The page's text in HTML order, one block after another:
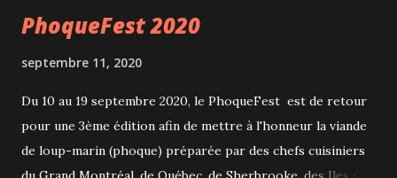
PhoqueFest 2020
septembre 11, 2020
Du 10 au 19 septembre 2020, le PhoqueFest est de retour
pour une 3ème édition afin de mettre à l'honneur la viande
de loup-marin (phoque) préparée par des chefs cuisiniers